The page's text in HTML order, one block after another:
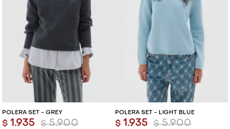
POLERA SET - GREY
$ 1.935 $ 5.900
POLERA SET - LIGHT BLUE
$ 1.935 $ 5.900